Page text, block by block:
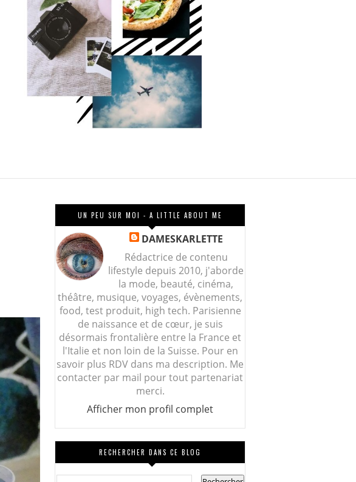
UN PEU SUR MOI - A LITTLE ABOUT ME
DAMESKARLETTE
Rédactrice de contenu
lifestyle depuis 2010, j'aborde
la mode, beauté, cinéma,
théâtre, musique, voyages, évènements,
food, test produit, high tech. Parisienne
de naissance et de cœur, je suis
désormais frontalière entre la France et
l'Italie et non loin de la Suisse. Pour en
savoir plus RDV dans ma description. Me
contacter par mail pour tout partenariat
merci.
Afficher mon profil complet
RECHERCHER DANS CE BLOG